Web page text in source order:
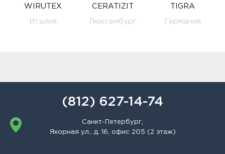
WIRUTEX
Италия
CERATIZIT
Люксембург
TIGRA
Германия
(812) 627-14-74
Санкт-Петербург,
Якорная ул., д. 16, офис 205 (2 этаж)